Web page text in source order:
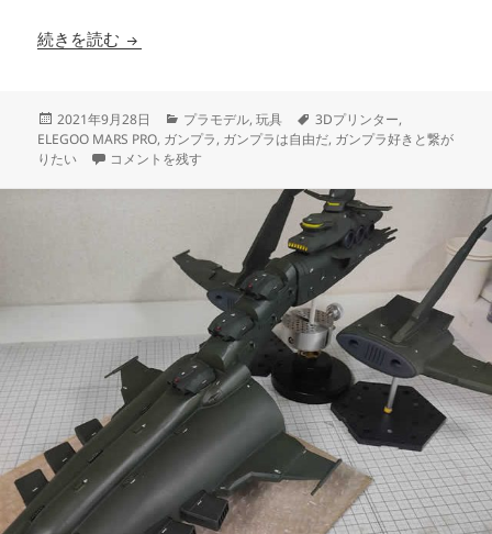
続きを読む 3Dプリンター ムサイ改型ワルキューレ 製作日
投
稿
日:
2021年9月28日
カ
テ
ゴ
プラモデル,玩具
タ
グ
3Dプリンター,
ELEGOO MARS PRO, ガンプラ, ガンプラは自由だ, ガンプラ好きと繋が
りたい
3Dプリンター ムサイ改型ワルキューレ 製作日誌（64日目）ネ
コメントを残す